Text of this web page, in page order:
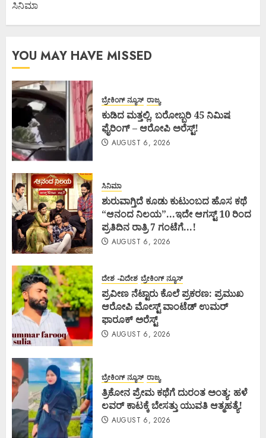
ಸಿನಿಮಾ
YOU MAY HAVE MISSED
ಬ್ರೇಕಿಂಗ್ ನ್ಯೂಸ್ ರಾಜ್ಯ
ಕುಡಿದ ಮತ್ತಲ್ಲಿ, ಬರೋಬ್ಬರಿ 45 ನಿಮಿಷ
ಫೈರಿಂಗ್ – ಆರೋಪಿ ಅರೆಸ್ಟ್!
AUGUST 6, 2026
ಸಿನಿಮಾ
ಶುರುವಾಗ್ತಿದೆ ಕೂಡು ಕುಟುಂಬದ ಹೊಸ ಕಥೆ
“ಆನಂದ ನಿಲಯ”…ಇದೇ ಆಗಸ್ಟ್ 10 ರಿಂದ
ಪ್ರತಿದಿನ ರಾತ್ರಿ 7 ಗಂಟೆಗೆ…!
AUGUST 6, 2026
ದೇಶ -ವಿದೇಶ ಬ್ರೇಕಿಂಗ್ ನ್ಯೂಸ್
ಪ್ರವೀಣ ನೆಟ್ಟಾರು ಕೊಲೆ ಪ್ರಕರಣ: ಪ್ರಮುಖ
ಆರೋಪಿ ಮೋಸ್ಟ್ ವಾಂಟೆಡ್ ಉಮರ್
ಫಾರೂಕ್ ಅರೆಸ್ಟ್
AUGUST 6, 2026
ಬ್ರೇಕಿಂಗ್ ನ್ಯೂಸ್ ರಾಜ್ಯ
ತ್ರಿಕೋನ ಪ್ರೇಮ ಕಥೆಗೆ ದುರಂತ ಅಂತ್ಯ: ಹಳೆ
ಲವರ್ ಕಾಟಕ್ಕೆ ಬೇಸತ್ತು ಯುವತಿ ಆತ್ಮಹತ್ಯೆ!
AUGUST 6, 2026